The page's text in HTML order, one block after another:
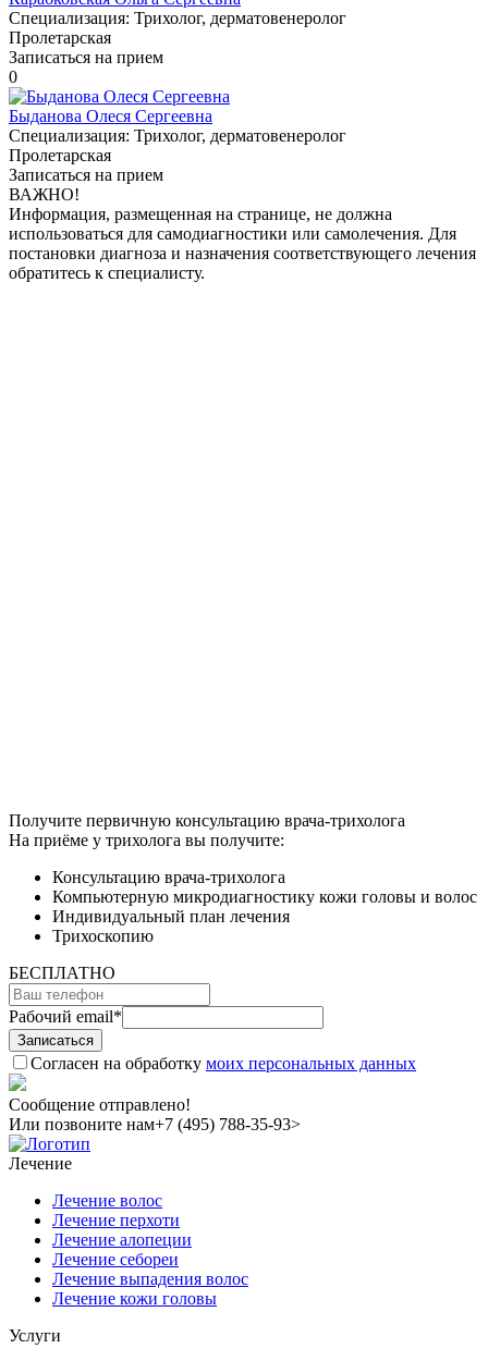
Специализация: Трихолог, дерматовенеролог
Пролетарская
Записаться на прием
0
Быданова Олеся Сергеевна
Специализация: Трихолог, дерматовенеролог
Пролетарская
Записаться на прием
ВАЖНО!
Информация, размещенная на странице, не должна
использоваться для самодиагностики или самолечения. Для
постановки диагноза и назначения соответствующего лечения
обратитесь к специалисту.
Получите первичную консультацию врача-трихолога
На приёме у трихолога вы получите:
Консультацию врача-трихолога
Компьютерную микродиагностику кожи головы и волос
Индивидуальный план лечения
Трихоскопию
БЕСПЛАТНО
Рабочий email*
Согласен на обработку моих персональных данных
Сообщение отправлено!
Или позвоните нам+7 (495) 788-35-93>
Лечение
Лечение волос
Лечение перхоти
Лечение алопеции
Лечение себореи
Лечение выпадения волос
Лечение кожи головы
Услуги